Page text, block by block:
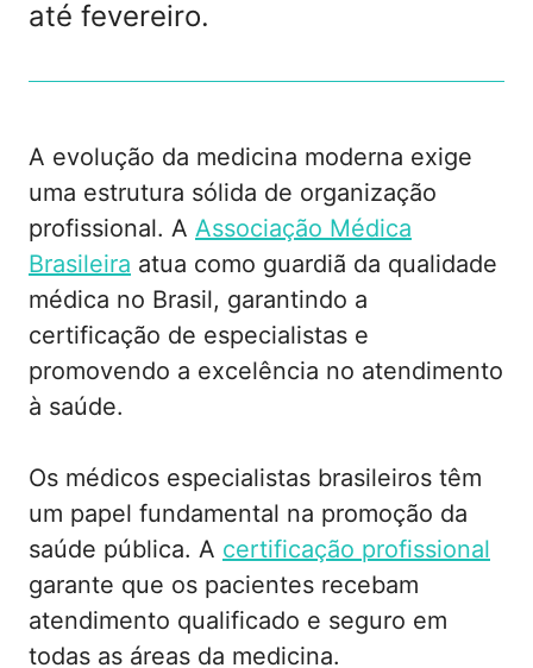
até fevereiro.
A evolução da medicina moderna exige
uma estrutura sólida de organização
profissional. A Associação Médica
Brasileira atua como guardiã da qualidade
médica no Brasil, garantindo a
certificação de especialistas e
promovendo a excelência no atendimento
à saúde.
Os médicos especialistas brasileiros têm
um papel fundamental na promoção da
saúde pública. A certificação profissional
garante que os pacientes recebam
atendimento qualificado e seguro em
todas as áreas da medicina.